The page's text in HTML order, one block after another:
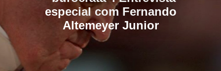
especial com Fernando
Altemeyer Junior